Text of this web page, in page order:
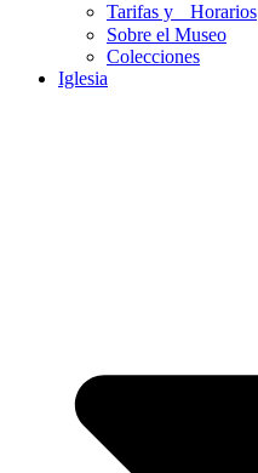
Tarifas y Horarios
Sobre el Museo
Colecciones
Iglesia